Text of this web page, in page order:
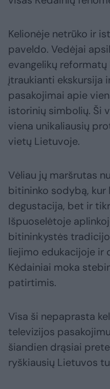
Kelionėje netrūko ir
paveldo. Vedėjai
evangelikų
įtraukianti ekskursija
pasakojimai apie
istorinių simbolių. Ši
viena unikaliausių
vietų Lietuvoje.
Vėliau jų maršrutas
bitininko sodybą, kur
degustacija, bet ir
Išpuoselėtoje
bitininkystės
liejimo edukacijoje ir
Kėdainiai moka
patirtimis.
Visa ši nepaprasta
televizijos
šiandien drąsiai
ryškiausių Lietuvos